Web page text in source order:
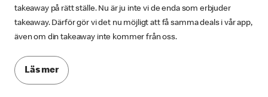
takeaway på rätt ställe. Nu är ju inte vi de enda som erbjuder
takeaway. Därför gör vi det nu möjligt att få samma deals i vår app,
även om din takeaway inte kommer från oss.
Läs mer